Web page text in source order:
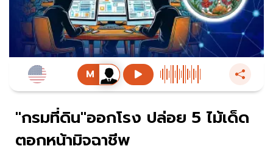
"กรมที่ดิน"ออกโรง ปล่อย 5 ไม้เด็ด
ตอกหน้ามิจฉาชีพ